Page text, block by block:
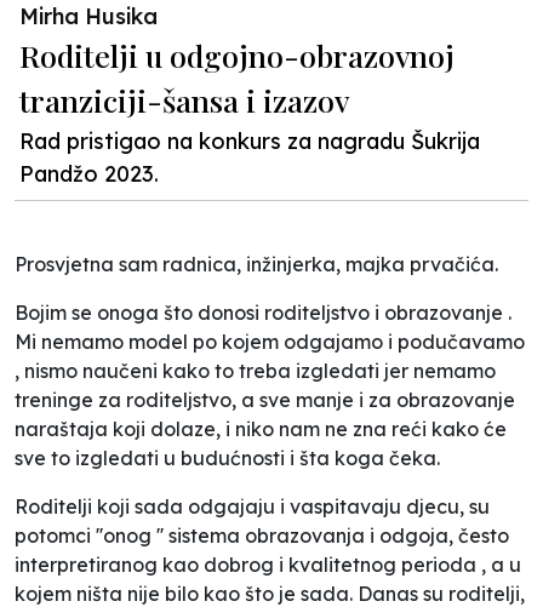
Mirha Husika
Roditelji u odgojno-obrazovnoj
tranziciji-šansa i izazov
Rad pristigao na konkurs za nagradu Šukrija
Pandžo 2023.
Prosvjetna sam radnica, inžinjerka, majka prvačića.
Bojim se onoga što donosi roditeljstvo i obrazovanje .
Mi nemamo model po kojem odgajamo i podučavamo
, nismo naučeni kako to treba izgledati jer nemamo
treninge za roditeljstvo, a sve manje i za obrazovanje
naraštaja koji dolaze, i niko nam ne zna reći kako će
sve to izgledati u budućnosti i šta koga čeka.
Roditelji koji sada odgajaju i vaspitavaju djecu, su
potomci ''onog '' sistema obrazovanja i odgoja, često
interpretiranog kao dobrog i kvalitetnog perioda , a u
kojem ništa nije bilo kao što je sada. Danas su roditelji,